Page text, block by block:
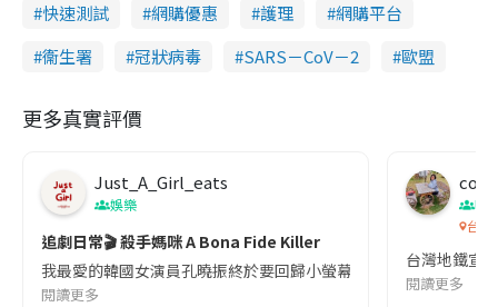
快速測試
網購優惠 護理
網購平台
衞生署
冠狀病毒 SARS－CoV－2 歐盟
更多真實評價
Just_A_Girl_eats
娛樂
追劇日常🎬 殺手媽咪 A Bona Fide Killer
我最愛的韓國女演員孔曉振終於要回歸小螢幕啦!這次的劇本改編
閱讀更多
co
吹
台灣
台灣地鐵宣
閱讀更多